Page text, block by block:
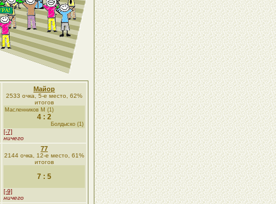
Майор
2533 очка, 5-е место, 62%
итогов
Масленников М (1)
4 : 2
Болдыско (1)
[-7]
ничего
77
2144 очка, 12-е место, 61%
итогов
7 : 5
[-9]
ничего